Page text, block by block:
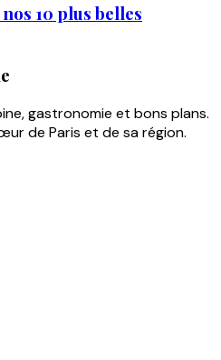
10 plus belles
gastronomie et bons plans.
de Paris et de sa région.